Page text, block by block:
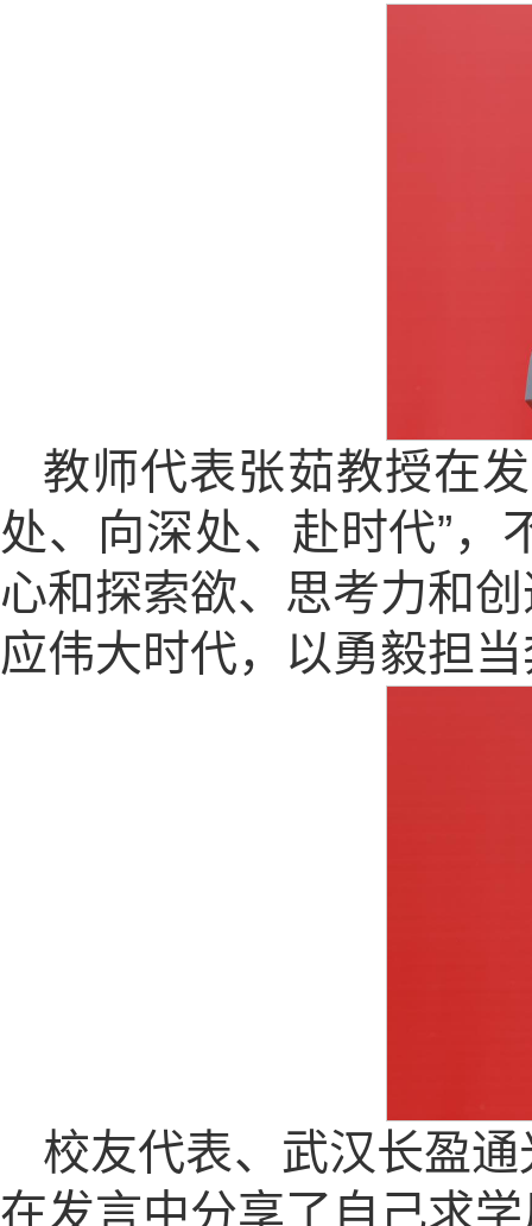
教师代表张茹教授在
处、向深处、赴时代”
心和探索欲、思考力和
应伟大时代，以勇毅担
校友代表、武汉长盈
在发言中分享了自己求